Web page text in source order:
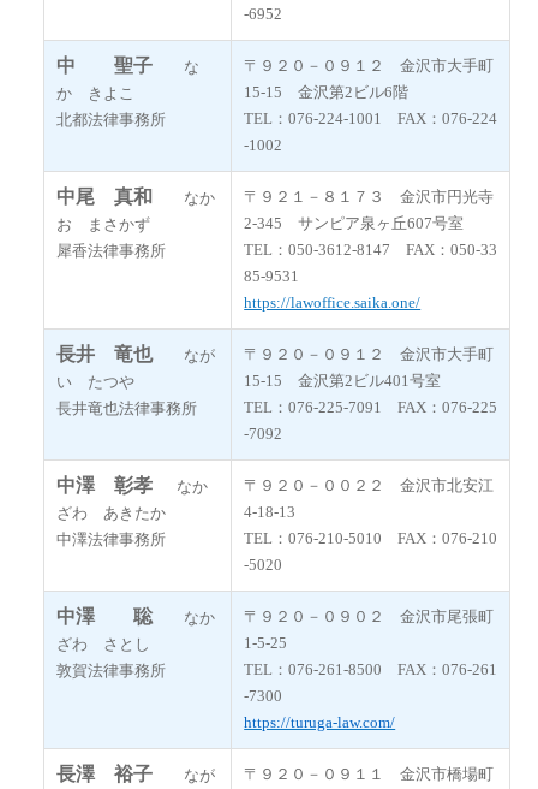
-6952
中 聖子 な
か きよこ
北都法律事務所
〒９２０－０９１２ 金沢市大手町
15-15 金沢第2ビル6階
TEL：076-224-1001 FAX：076-224
-1002
中尾 真和
なか
お まさかず
犀香法律事務所
〒９２１－８１７３ 金沢市円光寺
2-345 サンピア泉ヶ丘607号室
TEL：050-3612-8147 FAX：050-33
85-9531
https://lawoffice.saika.one/
長井 竜也なが
い たつや
長井竜也法律事務所
〒９２０－０９１２ 金沢市大手町
15-15 金沢第2ビル401号室
TEL：076-225-7091 FAX：076-225
-7092
中澤 彰孝
なか
ざわ あきたか
中澤法律事務所
〒９２０－００２２ 金沢市北安江
4-18-13
TEL：076-210-5010 FAX：076-210
-5020
中澤 聡 なか
ざわ さとし
敦賀法律事務所
〒９２０－０９０２ 金沢市尾張町
1-5-25
TEL：076-261-8500 FAX：076-261
-7300
https://turuga-law.com/
長澤 裕子 なが
〒９２０－０９１１ 金沢市橋場町